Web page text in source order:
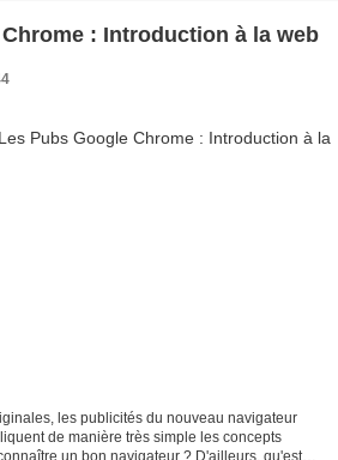
: Introduction à la web
les publicités du nouveau navigateur
de manière très simple les concepts
un bon navigateur ? D'ailleurs, qu'est-